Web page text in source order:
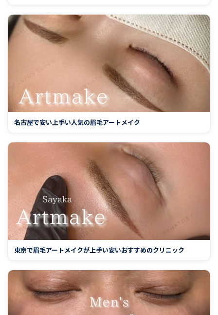
名古屋で安い上手い人気の眉毛アートメイク
東京で眉毛アートメイクが上手い安いおすすめのクリニック